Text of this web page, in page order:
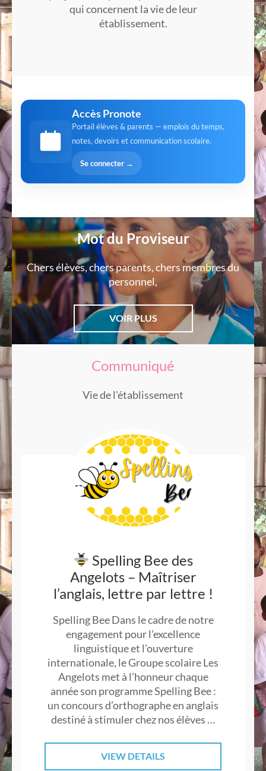
qui concernent la vie de leur
établissement.
Accès Pronote
Portail élèves & parents — emplois du temps,
notes, devoirs et communication scolaire.
Se connecter →
Mot du Proviseur
Chers élèves, chers parents, chers membres du
personnel,
VOIR PLUS
Communiqué
Vie de l'établissement
Spelling Bee des
Angelots – Maîtriser
l’anglais, lettre par lettre !
Spelling Bee Dans le cadre de notre
engagement pour l’excellence
linguistique et l’ouverture
internationale, le Groupe scolaire Les
Angelots met à l’honneur chaque
année son programme Spelling Bee :
un concours d’orthographe en anglais
destiné à stimuler chez nos élèves …
VIEW DETAILS